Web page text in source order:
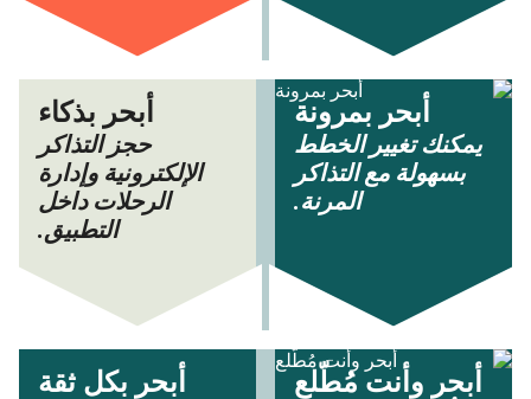
أبحر بمرونة
يمكنك تغيير الخطط
بسهولة مع التذاكر
المرنة.
أبحر بذكاء
حجز التذاكر
الإلكترونية وإدارة
الرحلات داخل
التطبيق.
أبحر وأنت مُطّلع أبحر بكل ثقة